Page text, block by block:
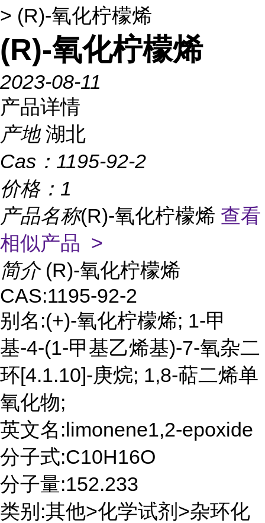
> (R)-氧化柠檬烯
(R)-氧化柠檬烯
2023-08-11
产品详情
产地 湖北
Cas： 1195-92-2
价格： 1
产品名称(R)-氧化柠檬烯 查看
相似产品 >
简介 (R)-氧化柠檬烯
CAS:1195-92-2
别名:(+)-氧化柠檬烯; 1-甲
基-4-(1-甲基乙烯基)-7-氧杂二
环[4.1.10]-庚烷; 1,8-萜二烯单
氧化物;
英文名:limonene1,2-epoxide
分子式:C10H16O
分子量:152.233
类别:其他>化学试剂>杂环化